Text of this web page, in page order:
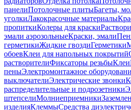
панелиПотолочные плитыБагеты,
уголкиЛакокрасочные материалы
пропиткиКолеры для краски
эмали аэрозольныеКраски, эмали
герметикиЖидкие гвоздиГерметики
обоевКлеи для напольных покрытий
растворителиФиксаторы резьбыКлеи
пеныЭлектромонтажное
выключателиЭлектрические звонки
распределительные и подрозетники
штепселиМолниеприемники
изделияКлеммыСредства